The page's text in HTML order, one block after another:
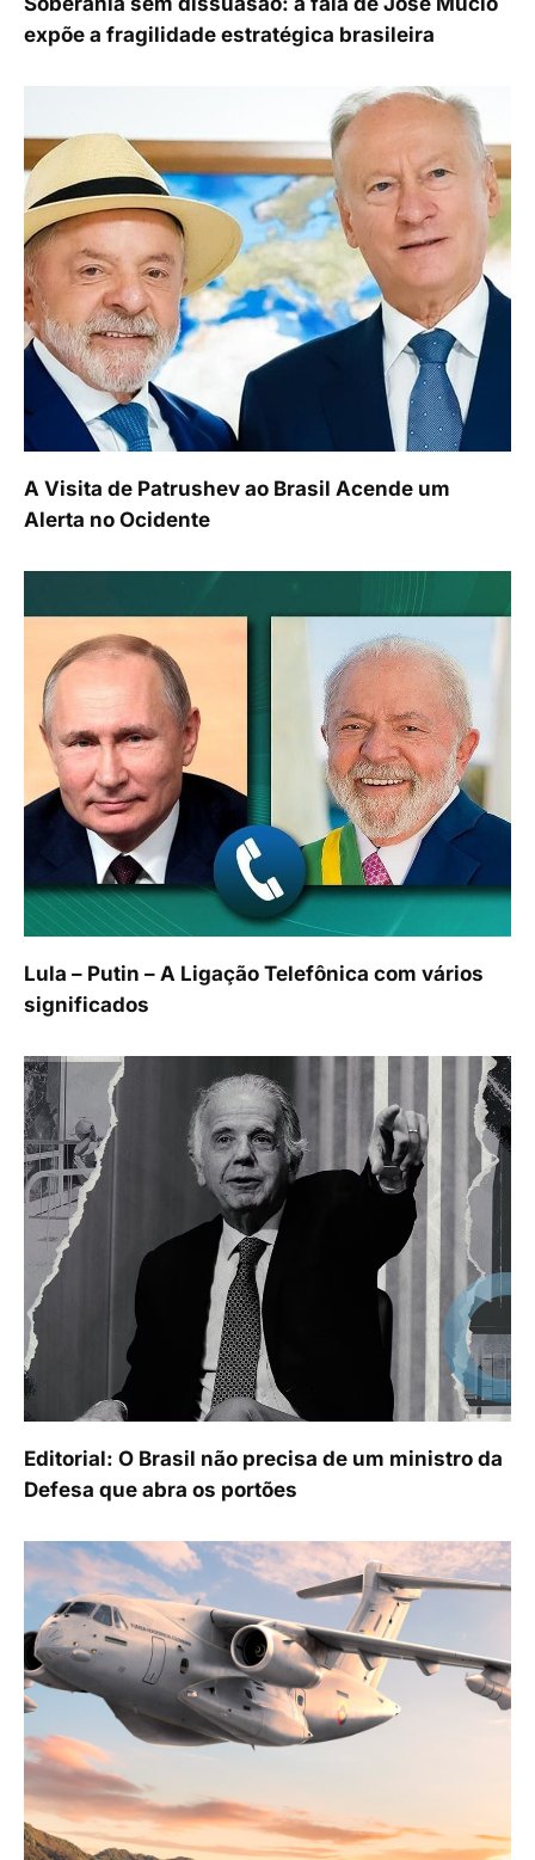
expõe a fragilidade estratégica brasileira
A Visita de Patrushev ao Brasil Acende um
Alerta no Ocidente
Lula – Putin – A Ligação Telefônica com vários
significados
Editorial: O Brasil não precisa de um ministro da
Defesa que abra os portões